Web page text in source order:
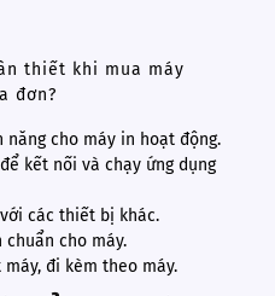
năng cho máy in hoạt động.
kết nối và chạy ứng dụng
các thiết bị khác.
cho máy.
đi kèm theo máy.